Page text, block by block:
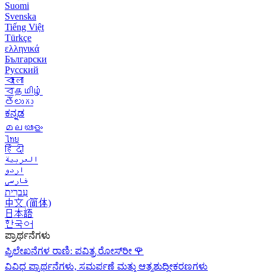
Suomi
Svenska
Tiếng Việt
Türkçe
ελληνικά
Български
Русский
বাংলা
বதமிழ்
తెలుగు
ಕನ್ನಡ
മലയാളം
ไทย
हिंदी
العربية
اردو
فارسی
עִברִית
中文 (简体)
日本語
한국어
ಪ್ರಾರ್ಥನೆಗಳು
ಪ್ರಿಲೇಖನೆಗಳ ರಾಣಿ: ಪವಿತ್ರ ರೋಸ್‌ರೀ 🌹
ವಿವಿಧ ಪ್ರಾರ್ಥನೆಗಳು, ಸಮರ್ಪಣೆ ಮತ್ತು ಆತ್ಮಶುದ್ಧೀಕರಣಗಳು